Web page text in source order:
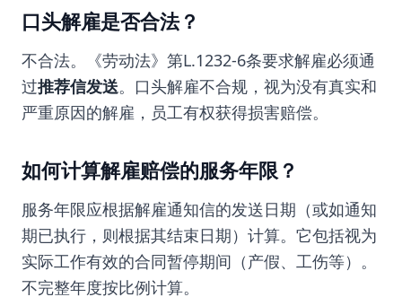
口头解雇是否合法？
不合法。《劳动法》第L.1232-6条要求解雇必须通
过推荐信发送。口头解雇不合规，视为没有真实和
严重原因的解雇，员工有权获得损害赔偿。
如何计算解雇赔偿的服务年限？
服务年限应根据解雇通知信的发送日期（或如通知
期已执行，则根据其结束日期）计算。它包括视为
实际工作有效的合同暂停期间（产假、工伤等）。
不完整年度按比例计算。